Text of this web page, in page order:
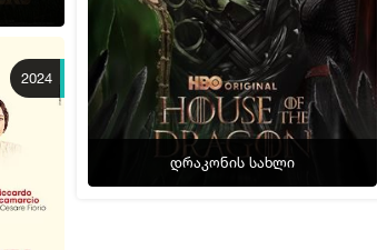
2024
დრაკონის სახლი